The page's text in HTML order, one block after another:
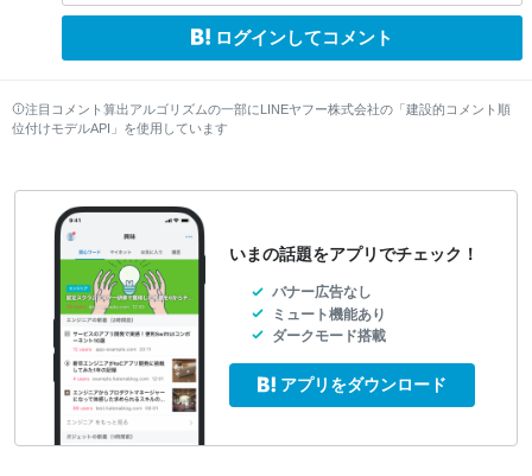
ログインしてコメント
注目コメント算出アルゴリズムの一部にLINEヤフー株式会社の「建設的コメント順
位付けモデルAPI」を使用しています
いまの話題をアプリでチェック！
バナー広告なし
ミュート機能あり
ダークモード搭載
アプリをダウンロード